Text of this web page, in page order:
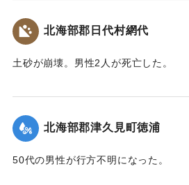
｜固有コード: 00481037
北海部郡日代村網代
土砂が崩壊。男性2人が死亡した。
｜固有コード: 00481038
北海部郡津久見町徳浦
50代の男性が行方不明になった。